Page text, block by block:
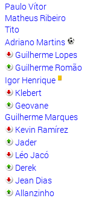
Paulo Vítor
Matheus Ribeiro
Tito
Adriano Martins
Guilherme Lopes
Guilherme Romão
Igor Henrique
Klebert
Geovane
Guilherme Marques
Kevin Ramírez
Jader
Léo Jacó
Derek
Jean Dias
Allanzinho